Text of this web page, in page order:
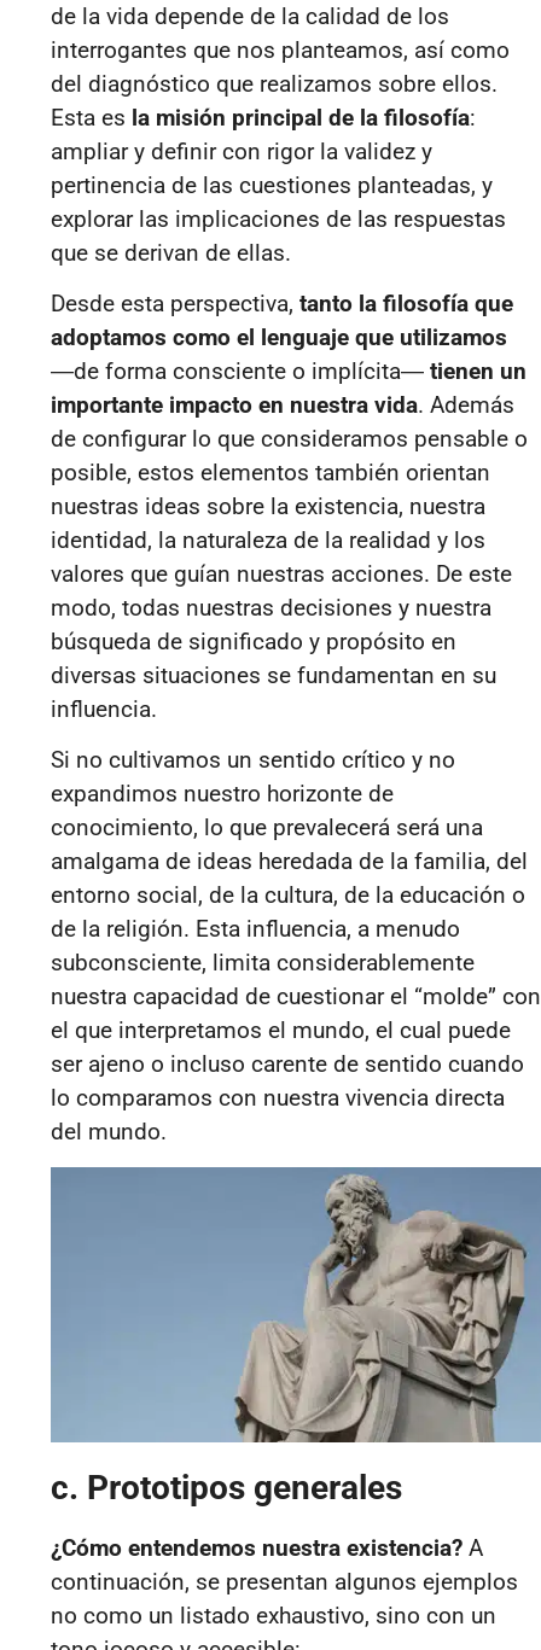
de la vida depende de la calidad de los
interrogantes que nos planteamos, así como
del diagnóstico que realizamos sobre ellos.
Esta es la misión principal de la filosofía:
ampliar y definir con rigor la validez y
pertinencia de las cuestiones planteadas, y
explorar las implicaciones de las respuestas
que se derivan de ellas.
Desde esta perspectiva, tanto la filosofía que
adoptamos como el lenguaje que utilizamos
―de forma consciente o implícita― tienen un
importante impacto en nuestra vida. Además
de configurar lo que consideramos pensable o
posible, estos elementos también orientan
nuestras ideas sobre la existencia, nuestra
identidad, la naturaleza de la realidad y los
valores que guían nuestras acciones. De este
modo, todas nuestras decisiones y nuestra
búsqueda de significado y propósito en
diversas situaciones se fundamentan en su
influencia.
Si no cultivamos un sentido crítico y no
expandimos nuestro horizonte de
conocimiento, lo que prevalecerá será una
amalgama de ideas heredada de la familia, del
entorno social, de la cultura, de la educación o
de la religión. Esta influencia, a menudo
subconsciente, limita considerablemente
nuestra capacidad de cuestionar el “molde” con
el que interpretamos el mundo, el cual puede
ser ajeno o incluso carente de sentido cuando
lo comparamos con nuestra vivencia directa
del mundo.
c. Prototipos generales
¿Cómo entendemos nuestra existencia? A
continuación, se presentan algunos ejemplos
no como un listado exhaustivo, sino con un